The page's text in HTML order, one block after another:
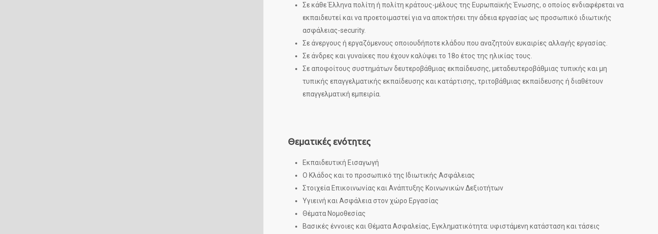
Σε κάθε Έλληνα πολίτη ή πολίτη κράτους-μέλους της Ευρωπαϊκής Ένωσης, ο οποίος ενδιαφέρεται να
εκπαιδευτεί και να προετοιμαστεί για να αποκτήσει την άδεια εργασίας ως προσωπικό ιδιωτικής
ασφάλειας-security.
Σε άνεργους ή εργαζόμενους οποιουδήποτε κλάδου που αναζητούν ευκαιρίες αλλαγής εργασίας.
Σε άνδρες και γυναίκες που έχουν καλύψει το 18ο έτος της ηλικίας τους.
Σε αποφοίτους συστημάτων δευτεροβάθμιας εκπαίδευσης, μεταδευτεροβάθμιας τυπικής και μη
τυπικής επαγγελματικής εκπαίδευσης και κατάρτισης, τριτοβάθμιας εκπαίδευσης ή διαθέτουν
επαγγελματική εμπειρία.
Θεματικές ενότητες
Εκπαιδευτική Εισαγωγή
Ο Κλάδος και το προσωπικό της Ιδιωτικής Ασφάλειας
Στοιχεία Επικοινωνίας και Ανάπτυξης Κοινωνικών Δεξιοτήτων
Υγιεινή και Ασφάλεια στον χώρο Εργασίας
Θέματα Νομοθεσίας
Βασικές έννοιες και Θέματα Ασφαλείας, Εγκληματικότητα: υφιστάμενη κατάσταση και τάσεις